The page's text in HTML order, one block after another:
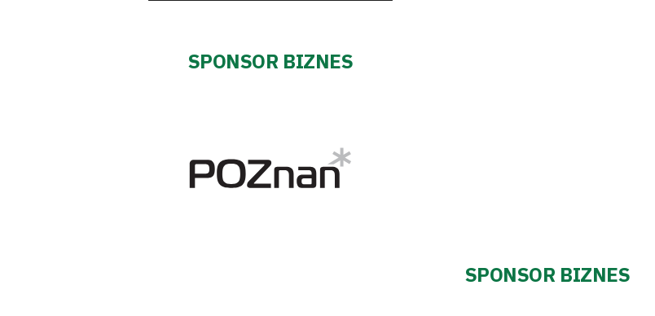
SPONSOR BIZNES
SPONSOR BIZNES